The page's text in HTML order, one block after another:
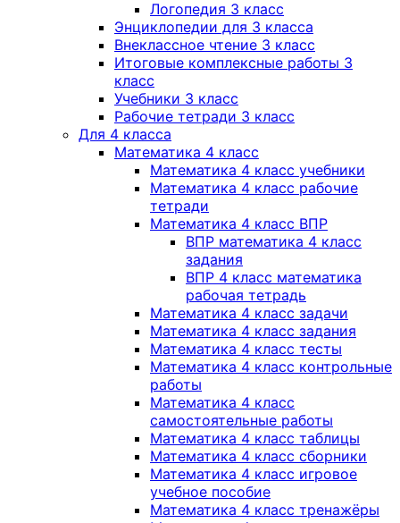
Логопедия 3 класс
Энциклопедии для 3 класса
Внеклассное чтение 3 класс
Итоговые комплексные работы 3
класс
Учебники 3 класс
Рабочие тетради 3 класс
Для 4 класса
Математика 4 класс
Математика 4 класс учебники
Математика 4 класс рабочие
тетради
Математика 4 класс ВПР
ВПР математика 4 класс
задания
ВПР 4 класс математика
рабочая тетрадь
Математика 4 класс задачи
Математика 4 класс задания
Математика 4 класс тесты
Математика 4 класс контрольные
работы
Математика 4 класс
самостоятельные работы
Математика 4 класс таблицы
Математика 4 класс сборники
Математика 4 класс игровое
учебное пособие
Математика 4 класс тренажёры